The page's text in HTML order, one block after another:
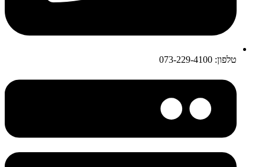
טלפון: 073-229-4100